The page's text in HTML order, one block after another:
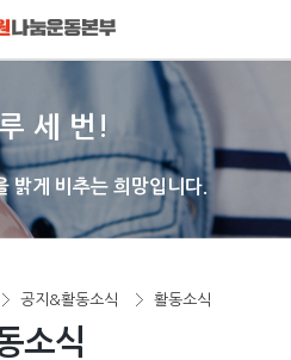
세 번!
밝게 비추는 희망입니다.
공지&활동소식 활동소식
소식